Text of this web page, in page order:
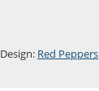
Design: Red Peppers